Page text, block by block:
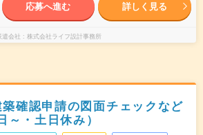
応募へ進む 詳しく見る
遣会社 株式会社ライフ設計事務所
確認申請の図面チェックなど
・土日休み）